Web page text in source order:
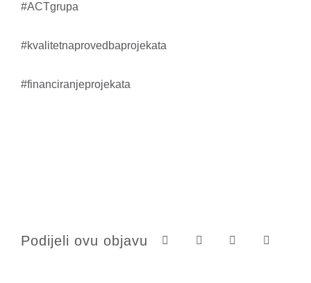
#ACTgrupa
#kvalitetnaprovedbaprojekata
#financiranjeprojekata
Podijeli ovu objavu